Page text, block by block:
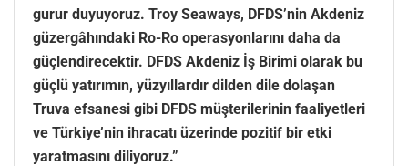
gurur duyuyoruz. Troy Seaways, DFDS’nin Akdeniz
güzergâhındaki Ro-Ro operasyonlarını daha da
güçlendirecektir. DFDS Akdeniz İş Birimi olarak bu
güçlü yatırımın, yüzyıllardır dilden dile dolaşan
Truva efsanesi gibi DFDS müşterilerinin faaliyetleri
ve Türkiye’nin ihracatı üzerinde pozitif bir etki
yaratmasını diliyoruz.”